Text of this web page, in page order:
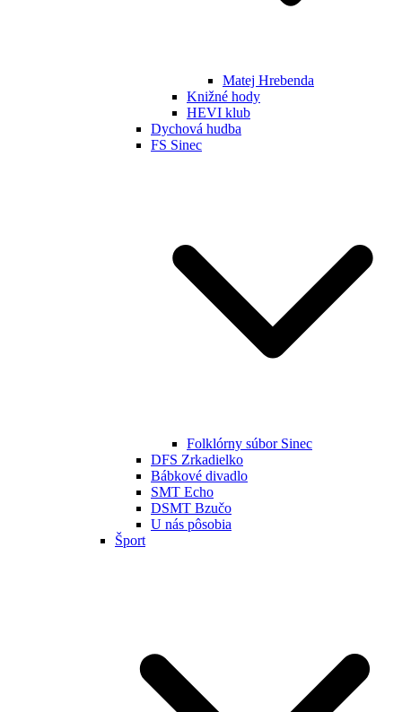
Matej Hrebenda
Knižné hody
HEVI klub
Dychová hudba
FS Sinec
Folklórny súbor Sinec
DFS Zrkadielko
Bábkové divadlo
SMT Echo
DSMT Bzučo
U nás pôsobia
Šport